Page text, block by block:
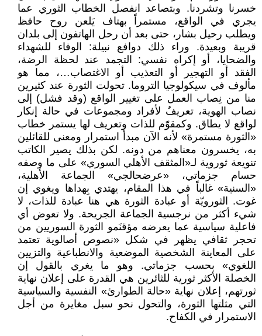
خسرنا وتشردنا. وبتصاعد انفصل الخطاب الثوري عما
يجري في الواقع، مستمراً بهتاف يَلعن روح حافظ
ويطلب رحيل بشار، حتى بعد أن رحل الهاتفون إلى بلدان
قريبة وبعيدة. وراء ذلك دوافع نبيلة: الوفاء للشهداء
والضحايا، أو إكراه نفسي: التجمد عند لحظة الرضة،
الفقد أو التهجير أو التعذيب أو الاغتصاب…، مما هو
مألوف في سيكولوجيا التروما. تحولت الثورة عند كثيرين
منا من نِصاب العمل على تغيير الواقع (وقد فشل) إلى
نصاب الهوية، تعريفٌ لأفراد ومجموعات في حالة إنكار
لواقع لا يطاق. وكمقوّم للذات وتعريف لها يستمر خطاب
«الثورة مستمرة» لأنه الآن مبدأ استمرار ومعنى للقائلين
به، يخسرون معناهم من دونه. لكن بذلك يصير الكاتب
تنويعة ثوروية لـ«المثقف الأهلي السوري» على ما وصفه
حسام جزماتي، «عرضحالجي» الجماعة الأهلية،
«السنية» غالباً في هذا المقام، يهتدي بِهداها ويغوي إن
غوت. الثورويّة أو عبادة الثورة هي هنا عبادة للذات، لا
شيء أكثر من نرجسية الجماعة الجريحة. ولا تعوض أي
فاعلية سياسية عما يعرضه مؤقنَمو الثورة السوريين من
تحجر ثقافي يظهر في شكل «نصوص أصالوية تعتمد
على المعاينة الشخصية الموضعية والانطباعية والتزيين
اللغوي» بحسب جزماتي. وهو ما يغري بالقول إن
الخصلة الأكثر ثورية للثائرين هي القدرة على إعلان نهاية
ثورتهم، إعلان نهاية «حالة الطوارئ» النفسية والسياسية
التي مثلتها الثورة، والتحول نحو سبل مغايرة من أجل
الاستمرار في الكفاح.